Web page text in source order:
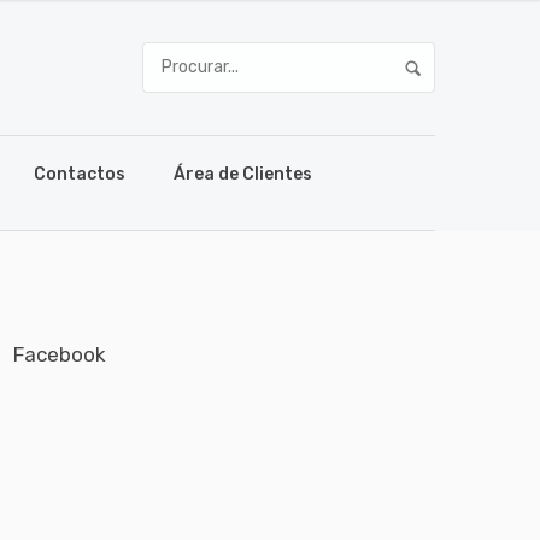
Contactos Área de Clientes
Facebook